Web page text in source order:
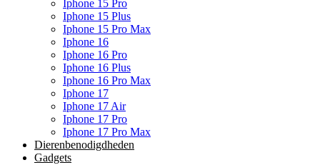
Iphone 15 Pro
Iphone 15 Plus
Iphone 15 Pro Max
Iphone 16
Iphone 16 Pro
Iphone 16 Plus
Iphone 16 Pro Max
Iphone 17
Iphone 17 Air
Iphone 17 Pro
Iphone 17 Pro Max
Dierenbenodigdheden
Gadgets